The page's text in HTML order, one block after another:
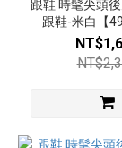
跟鞋 時髦尖頭
跟鞋-米白【